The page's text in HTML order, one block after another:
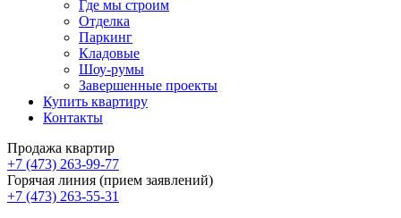
Где мы строим
Отделка
Паркинг
Кладовые
Шоу-румы
Завершенные проекты
Купить квартиру
Контакты
Продажа квартир
+7 (473) 263-99-77
Горячая линия (прием заявлений)
+7 (473) 263-55-31